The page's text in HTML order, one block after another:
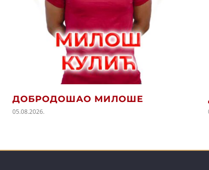
ДОБРОДОШАО МИЛОШЕ
05.08.2026.